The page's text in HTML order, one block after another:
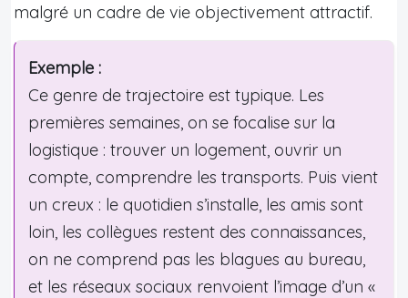
malgré un cadre de vie objectivement attractif.
Exemple :
Ce genre de trajectoire est typique. Les
premières semaines, on se focalise sur la
logistique : trouver un logement, ouvrir un
compte, comprendre les transports. Puis vient
un creux : le quotidien s’installe, les amis sont
loin, les collègues restent des connaissances,
on ne comprend pas les blagues au bureau,
et les réseaux sociaux renvoient l’image d’un «